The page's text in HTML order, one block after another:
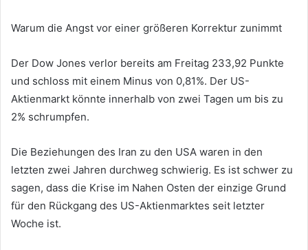
Warum die Angst vor einer größeren Korrektur zunimmt
Der Dow Jones verlor bereits am Freitag 233,92 Punkte
und schloss mit einem Minus von 0,81%. Der US-
Aktienmarkt könnte innerhalb von zwei Tagen um bis zu
2% schrumpfen.
Die Beziehungen des Iran zu den USA waren in den
letzten zwei Jahren durchweg schwierig. Es ist schwer zu
sagen, dass die Krise im Nahen Osten der einzige Grund
für den Rückgang des US-Aktienmarktes seit letzter
Woche ist.